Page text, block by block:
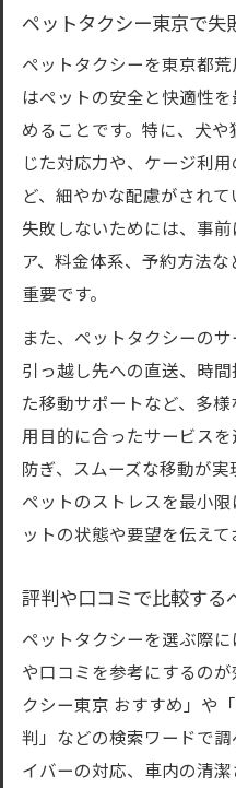
ペットタクシー
力
送迎に強いペッ
飼い主同乗可能
は
ケージなしで利用で
ペットタクシー
ケージ不要で乗
解説
事前確認したい
ケージなし利用
項
犬や猫をケージ
ペットと一緒の移動
ペットタクシー
説
ペットタクシー東京で失
ペットタクシーを東京都
はペットの安全と快適性
めることです。特に、犬
じた対応力や、ケージ利
ど、細やかな配慮がされて
失敗しないためには、事
ア、料金体系、予約方法
重要です。
また、ペットタクシーの
引っ越し先への直送、時
た移動サポートなど、多
用目的に合ったサービス
防ぎ、スムーズな移動が実
ペットのストレスを最小
ットの状態や要望を伝えて
評判や口コミで比較する
ペットタクシーを選ぶ際
や口コミを参考にするの
クシー東京 おすすめ」や
判」などの検索ワードで
イバーの対応、車内の清